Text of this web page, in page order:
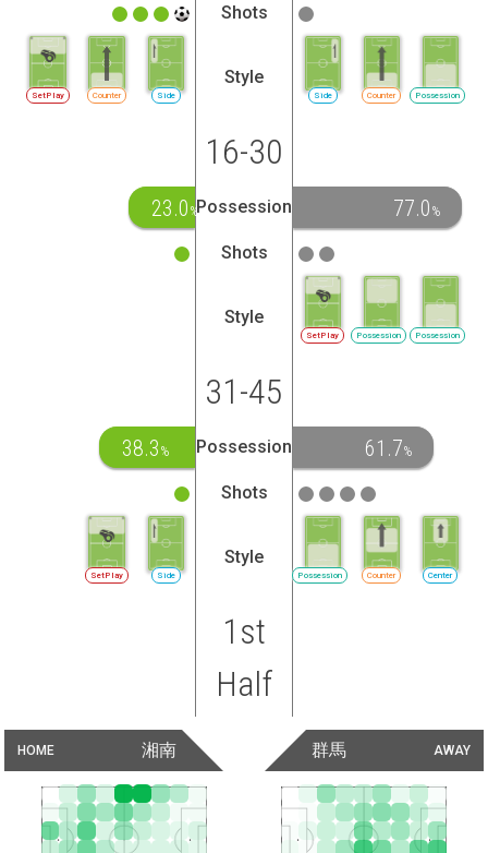
Shots
Side
Counter
SetPlay
Style
Side Counter Possession
16-30
23.0 %Possession 77.0 %
Shots
Style
SetPlay Possession Possession
31-45
38.3 % Possession 61.7%
Shots
Side
SetPlay
Style
Possession Counter Center
1st
Half
HOME 湘南 AWAY
群馬